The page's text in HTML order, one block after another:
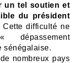
un tel soutien et
du président
Cette difficulté ne
dépassement
sénégalaise.
nombreux pays